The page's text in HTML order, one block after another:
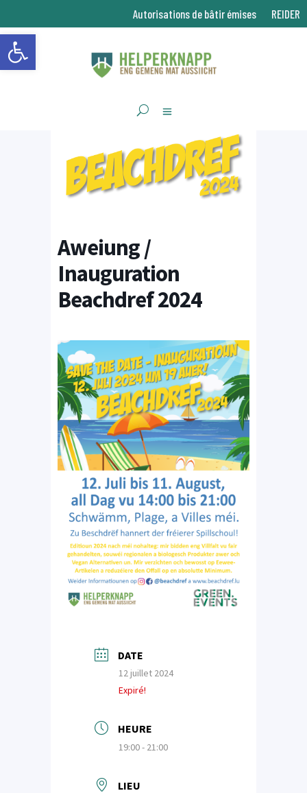
Ouvrir la barre d’outils
Autorisations de bâtir émises REIDER
Aweiung /
Inauguration
Beachdref 2024
DATE
12 juillet 2024
Expiré!
HEURE
19:00 - 21:00
LIEU